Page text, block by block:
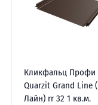
Кликфальц Профи
Quarzit Grand Line
Лайн) rr 32 1 кв.м.